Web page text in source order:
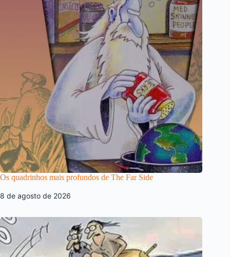
Os quadrinhos mais profundos de The Far Side
8 de agosto de 2026